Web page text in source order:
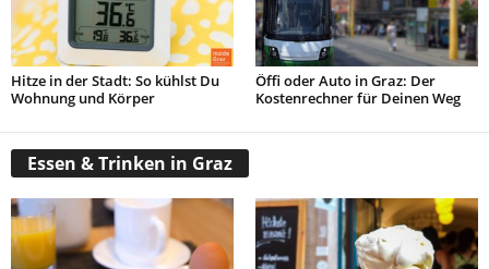
Hitze in der Stadt: So kühlst Du
Wohnung und Körper
Öffi oder Auto in Graz: Der
Kostenrechner für Deinen Weg
Essen & Trinken in Graz